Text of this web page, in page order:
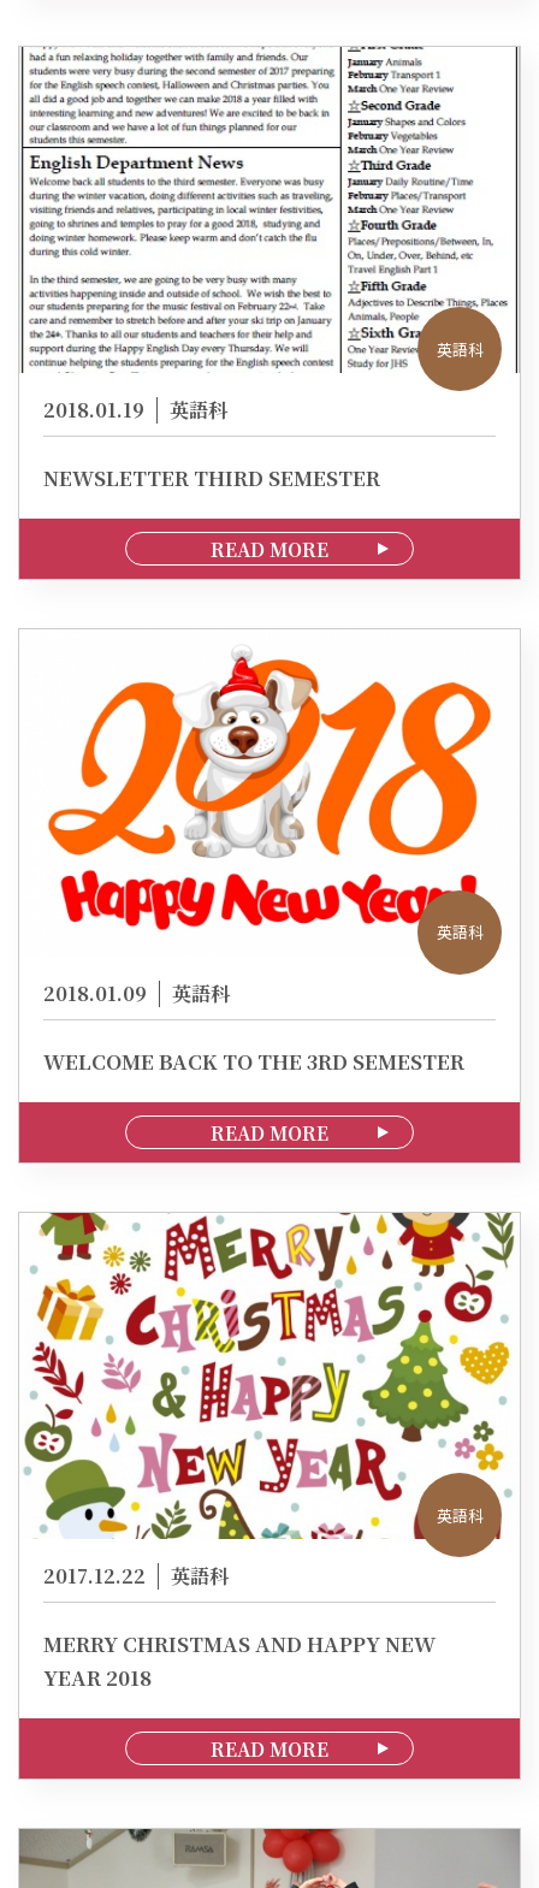
英語科
2018.01.19 英語科
NEWSLETTER THIRD SEMESTER
READ MORE
英語科
2018.01.09 英語科
WELCOME BACK TO THE 3RD SEMESTER
READ MORE
英語科
2017.12.22 英語科
MERRY CHRISTMAS AND HAPPY NEW
YEAR 2018
READ MORE